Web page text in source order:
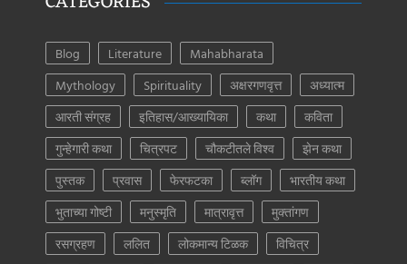
Blog Literature
Mahabharata
Mythology
Spirituality अक्षरगणवृत्त
अध्यात्म
आरती संग्रह
इतिहास/आख्यायिका कथा
कविता
गुन्हेगारी कथा
चित्रपट चौकटीतले विश्व
झेन कथा
पुस्तक
प्रवास फेरफटका ब्लॉग
भारतीय कथा
भुताच्या गोष्टी
मनुस्मृति मात्रावृत्त
मुक्तांगण
रसग्रहण
ललित लोकमान्य टिळक
विचित्र